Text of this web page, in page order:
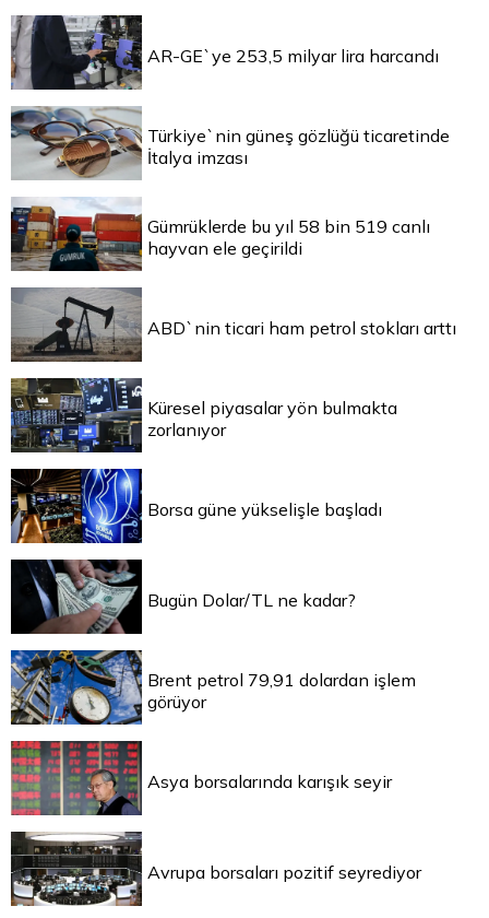
AR-GE`ye 253,5 milyar lira harcandı
Türkiye`nin güneş gözlüğü ticaretinde
İtalya imzası
Gümrüklerde bu yıl 58 bin 519 canlı
hayvan ele geçirildi
ABD`nin ticari ham petrol stokları arttı
Küresel piyasalar yön bulmakta
zorlanıyor
Borsa güne yükselişle başladı
Bugün Dolar/TL ne kadar?
Brent petrol 79,91 dolardan işlem
görüyor
Asya borsalarında karışık seyir
Avrupa borsaları pozitif seyrediyor